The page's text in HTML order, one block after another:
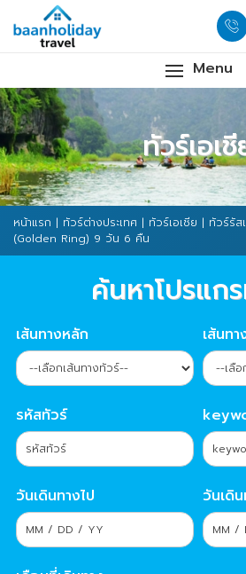
Menu
ทัวร์เอเ
หน้าแรก | ทัวร์ต่างประเทศ | ทัวร์เอเชีย | ทัวร์รัส
(Golden Ring) 9 วัน 6 คืน
ค้นหาโปรแก
เส้นทางหลัก เส้นท
รหัสทัวร์
วันเดินทางไป วันเดิ